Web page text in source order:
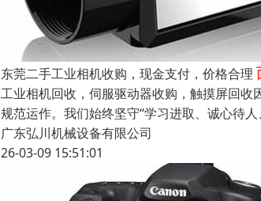
东莞二手工业相机收购，现金支付，价格合理
工业相机回收，伺服驱动器收购，触摸屏回
规范运作。我们始终坚守“学习进取、诚心待
广东弘川机械设备有限公司
26-03-09 15:51:01